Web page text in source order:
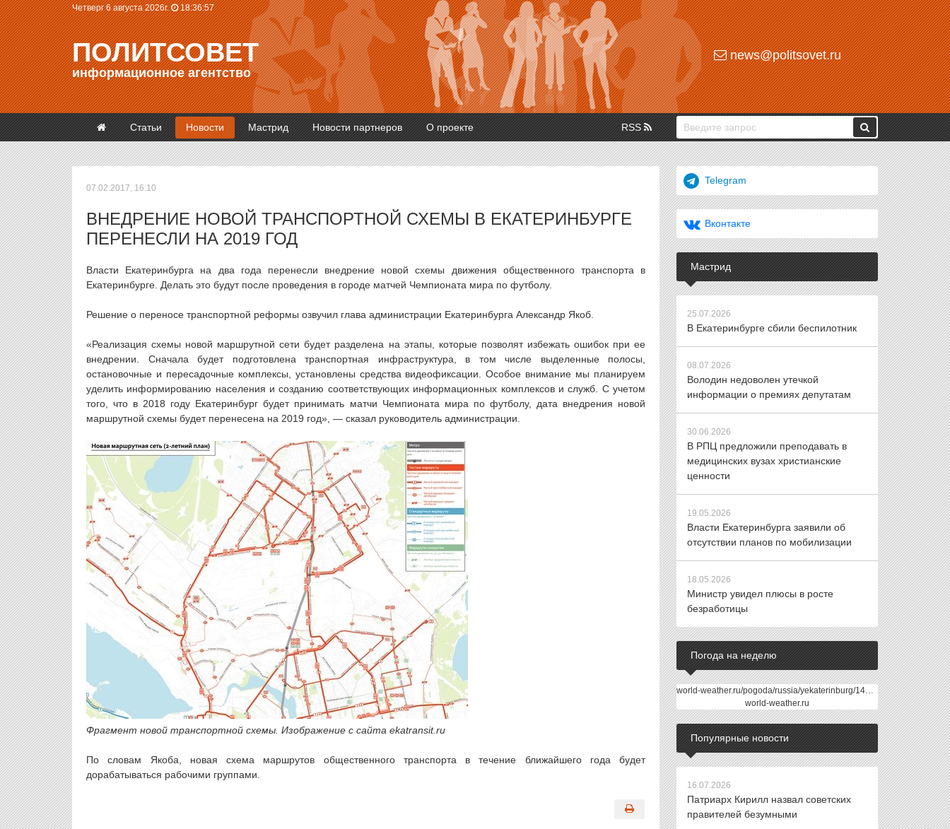
Четверг 6 августа 2026г. 18:36:57
ПОЛИТСОВЕТ
информационное агентство
news@politsovet.ru
Статьи Новости Мастрид Новости партнеров О проекте RSS
07.02.2017, 16:10
ВНЕДРЕНИЕ НОВОЙ ТРАНСПОРТНОЙ СХЕМЫ В ЕКАТЕРИНБУРГЕ
ПЕРЕНЕСЛИ НА 2019 ГОД
Власти Екатеринбурга на два года перенесли внедрение новой схемы движения общественного транспорта в
Екатеринбурге. Делать это будут после проведения в городе матчей Чемпионата мира по футболу.
Решение о переносе транспортной реформы озвучил глава администрации Екатеринбурга Александр Якоб.
«Реализация схемы новой маршрутной сети будет разделена на этапы, которые позволят избежать ошибок при ее
внедрении. Сначала будет подготовлена транспортная инфраструктура, в том числе выделенные полосы,
остановочные и пересадочные комплексы, установлены средства видеофиксации. Особое внимание мы планируем
уделить информированию населения и созданию соответствующих информационных комплексов и служб. С учетом
того, что в 2018 году Екатеринбург будет принимать матчи Чемпионата мира по футболу, дата внедрения новой
маршрутной схемы будет перенесена на 2019 год», — сказал руководитель администрации.
Фрагмент новой транспортной схемы. Изображение с сайта ekatransit.ru
По словам Якоба, новая схема маршрутов общественного транспорта в течение ближайшего года будет
дорабатываться рабочими группами.
Telegram
Вконтакте
Мастрид
25.07.2026
В Екатеринбурге сбили беспилотник
08.07.2026
Володин недоволен утечкой
информации о премиях депутатам
30.06.2026
В РПЦ предложили преподавать в
медицинских вузах христианские
ценности
19.05.2026
Власти Екатеринбурга заявили об
отсутствии планов по мобилизации
18.05.2026
Министр увидел плюсы в росте
безработицы
Погода на неделю
world-weather.ru/pogoda/russia/yekaterinburg/14days/
world-weather.ru
Популярные новости
16.07.2026
Патриарх Кирилл назвал советских
правителей безумными